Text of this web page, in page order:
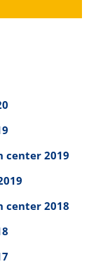
center 2019
center 2018